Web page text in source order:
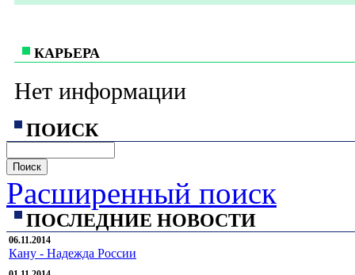
КАРЬЕРА
Нет информации
ПОИСК
Расширенный поиск
ПОСЛЕДНИЕ НОВОСТИ
06.11.2014
Кану - Надежда России